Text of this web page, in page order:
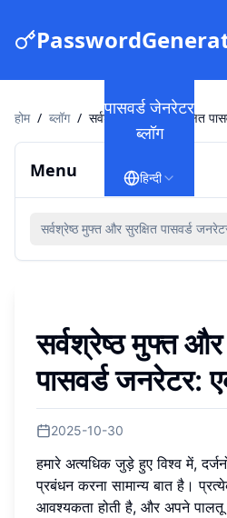
पासवर्ड जेनरेटर
ब्लॉग
हिन्दी
होम / ब्लॉग / सर्वश्रेष्ठ मुफ्त और सुरक्षित
Menu
सर्वश्रेष्ठ मुफ्त और सुरक्षित पासवर्ड
सर्वश्रेष्ठ मुफ्त और
पासवर्ड जनरेटर:
2025-10-30
हमारे अत्यधिक जुड़े हुए विश्व में,
प्रबंधन करना सामान्य बात है।
आवश्यकता होती है, और अपने पालतू